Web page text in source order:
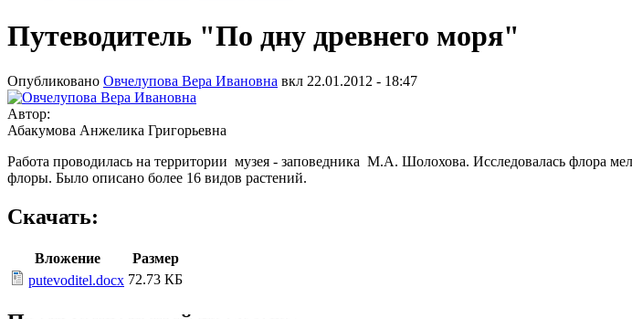
Путеводитель "По дну древнего моря"
Опубликовано Овчелупова Вера Ивановна вкл 22.01.2012 - 18:47
Автор:
Абакумова Анжелика Григорьевна
Работа проводилась на территории музея - заповедника М.А. Шолохова. Исследовалась флора
флоры. Было описано более 16 видов растений.
Скачать:
Вложение
Размер
putevoditel.docx 72.73 КБ